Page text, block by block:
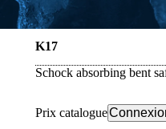
K17
Schock absorbing bent
Prix catalogue